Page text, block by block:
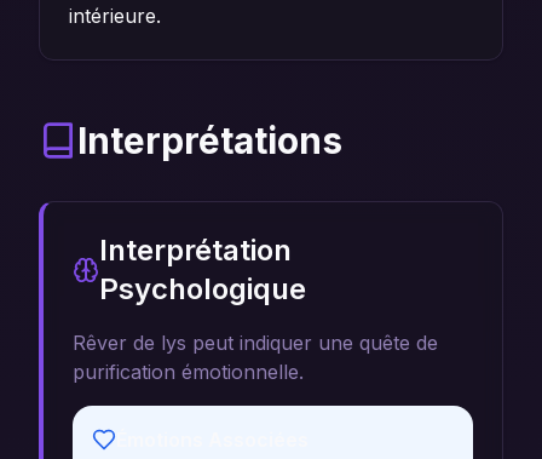
intérieure.
Interprétations
Interprétation
Psychologique
Rêver de lys peut indiquer une quête de
purification émotionnelle.